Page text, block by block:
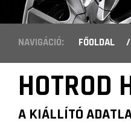
NAVIGÁCIÓ: FŐOLDAL /
HOTROD
A KIÁLLÍTÓ